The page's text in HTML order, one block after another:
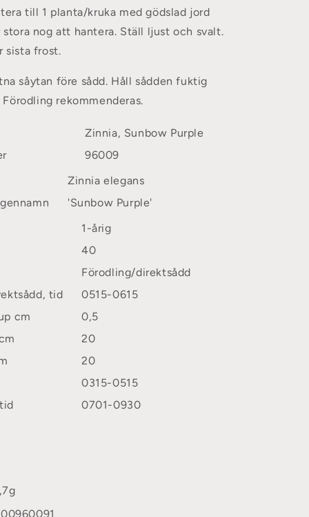
till 1 planta/kruka med gödslad jord
stora nog att hantera. Ställ ljust och svalt.
sista frost.
såytan före sådd. Håll sådden fuktig
rekommenderas.
Zinnia, Sunbow Purple
96009
Zinnia elegans
'Sunbow Purple'
1-årig
40
Förodling/direktsådd
tid
0515-0615
cm
0,5
20
20
0315-0515
0701-0930